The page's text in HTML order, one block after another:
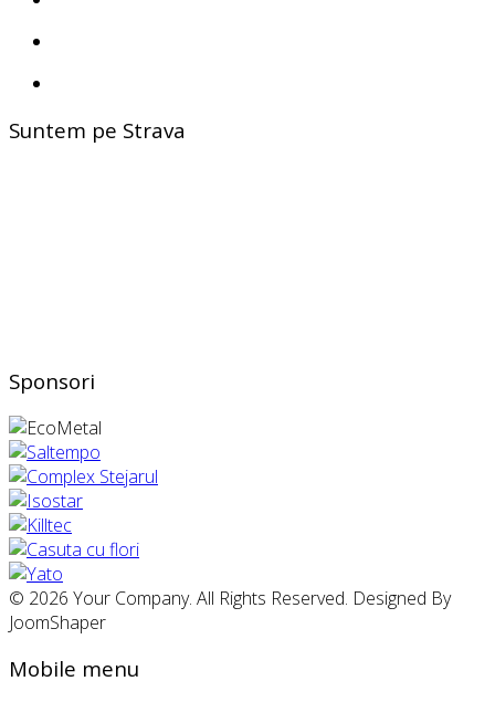
Suntem pe Strava
Sponsori
© 2026 Your Company. All Rights Reserved. Designed By
JoomShaper
Mobile menu